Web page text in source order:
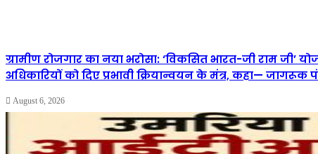
ग्रामीण रोजगार का नया भरोसा: ‘विकसित भारत-जी राम जी’
अधिकारियों को दिए प्रभावी क्रियान्वयन के मंत्र, कहा—
August 6, 2026